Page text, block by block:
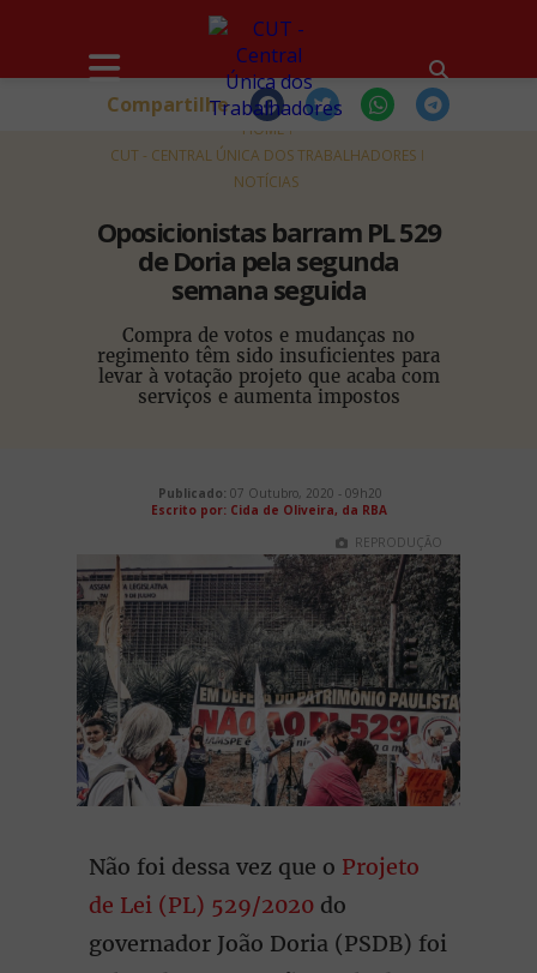
HOME
CUT - CENTRAL ÚNICA DOS TRABALHADORES
NOTÍCIAS
Oposicionistas barram PL 529
de Doria pela segunda
semana seguida
Compra de votos e mudanças no
regimento têm sido insuficientes para
levar à votação projeto que acaba com
serviços e aumenta impostos
Compartilhe
Publicado: 07 Outubro, 2020 - 09h20
Escrito por: Cida de Oliveira, da RBA
REPRODUÇÃO
Não foi dessa vez que o Projeto
de Lei (PL) 529/2020 do
governador João Doria (PSDB) foi